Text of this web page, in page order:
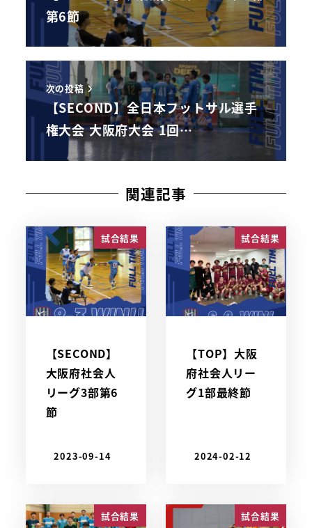
第6節
次の投稿
【SECOND】全日本フットサル選手
権大会 大阪府大会 1回…
関連記事
試合結果
【SECOND】
大阪府社会人
リーグ3部第6
節
2023-09-14
試合結果
【TOP】大阪
府社会人リー
グ1部最終節
2024-02-12
試合結果 試合結果